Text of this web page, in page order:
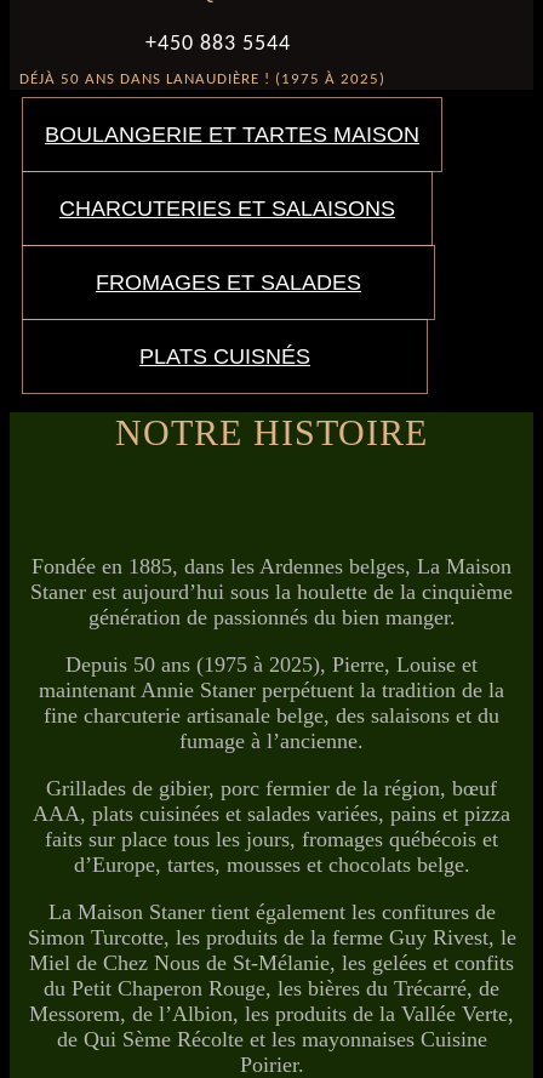
+450 883 5544
DÉJÀ 50 ANS DANS LANAUDIÈRE ! (1975 À 2025)
BOULANGERIE ET TARTES MAISON
CHARCUTERIES ET SALAISONS
FROMAGES ET SALADES
PLATS CUISNÉS
NOTRE HISTOIRE
Fondée en 1885, dans les Ardennes belges, La Maison
Staner est aujourd’hui sous la houlette de la cinquième
génération de passionnés du bien manger.
Depuis 50 ans (1975 à 2025), Pierre, Louise et
maintenant Annie Staner perpétuent la tradition de la
fine charcuterie artisanale belge, des salaisons et du
fumage à l’ancienne.
Grillades de gibier, porc fermier de la région, bœuf
AAA, plats cuisinées et salades variées, pains et pizza
faits sur place tous les jours, fromages québécois et
d’Europe, tartes, mousses et chocolats belge.
La Maison Staner tient également les confitures de
Simon Turcotte, les produits de la ferme Guy Rivest, le
Miel de Chez Nous de St-Mélanie, les gelées et confits
du Petit Chaperon Rouge, les bières du Trécarré, de
Messorem, de l’Albion, les produits de la Vallée Verte,
de Qui Sème Récolte et les mayonnaises Cuisine
Poirier.